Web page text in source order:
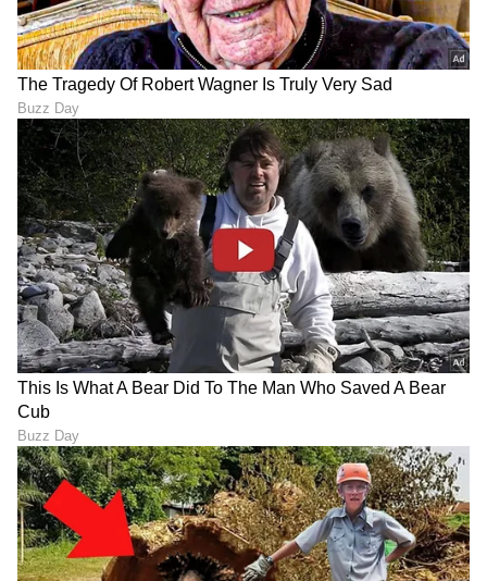
Image Credit :Our Own
ವ್ಯವಹಾರ ಹಂಚಿಕೊಂಡ ಟಾಟಾ ಕುಟುಂಬದ ಮೂವರು
ಮಕ್ಕಳು
ಟಾಟಾ ಕುಟುಂಬದ ಹೊಸ ಪೀಳಿಗೆ ಈಗ ಸಮೂಹದ ವಿಭಿನ್ನ
ಉದ್ಯಮಗಳ ಚುಕ್ಕಾಣಿ ಹಿಡಿಯುತ್ತಿರುವುದು ಸ್ಪಷ್ಟವಾಗಿದೆ:
ಮಾಯಾ ಟಾಟಾ:
ವೆಸ್ಟ್‌ಸೈಡ್‌ನ ಆನ್‌ಲೈನ್ ಹಾಗೂ
ಅಂತಾರಾಷ್ಟ್ರೀಯ ಇ-ಕಾಮರ್ಸ್ ವಿಭಾಗದ ಉಸ್ತುವಾರಿ.
ನೆವಿಲ್ ಟಾಟಾ (ಮಾಯಾ ಅವರ ಸಹೋದರ):ಟ್ರೆಂಟ್
ಕಂಪನಿಯ ಹೈಪರ್‌ಮಾರ್ಕೆಟ್ ಉದ್ಯಮವಾದ 'ಸ್ಟಾರ್
ಬಜಾರ್'ನ ಮುಖ್ಯಸ್ಥರಾಗಿದ್ದಾರೆ.
ಲಿಯಾ ಟಾಟಾ (ಮಾಯಾ ಅವರ ಸಹೋದರಿ):
ಸಮೂಹದ ಪ್ರತಿಷ್ಠಿತ ಹೋಟೆಲ್ ಉದ್ಯಮವಾದ 'ತಾಜ್
ಹೋಟೆಲ್ಸ್' (Taj Chains) ವಿಭಾಗವನ್ನು ಮುನ್ನಡೆಸುತ್ತಿದ್ದಾರೆ.
ಇದರೊಂದಿಗೆ, ನೋಯೆಲ್ ಟಾಟಾ ಅವರ ಮೂವರೂ ಮಕ್ಕಳು
ಟಾಟಾ ಸನ್ಸ್‌ನ ಬಹುಪಾಲು ಷೇರುಗಳನ್ನು ಹೊಂದಿರುವ